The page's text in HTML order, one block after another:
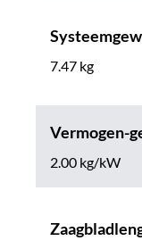
7.47 kg
Vermogen-
2.00 kg/kW